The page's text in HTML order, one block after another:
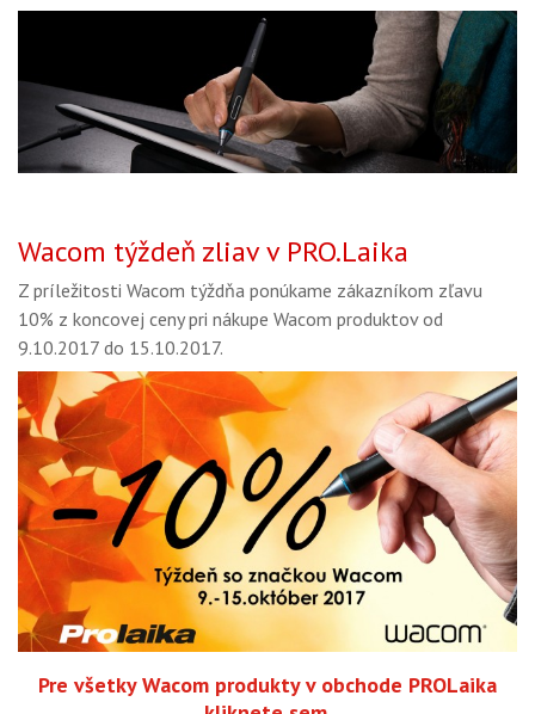
Wacom týždeň zliav v PRO.Laika
Z príležitosti Wacom týždňa ponúkame zákazníkom zľavu
10% z koncovej ceny pri nákupe Wacom produktov od
9.10.2017 do 15.10.2017.
Pre všetky Wacom produkty v obchode PROLaika